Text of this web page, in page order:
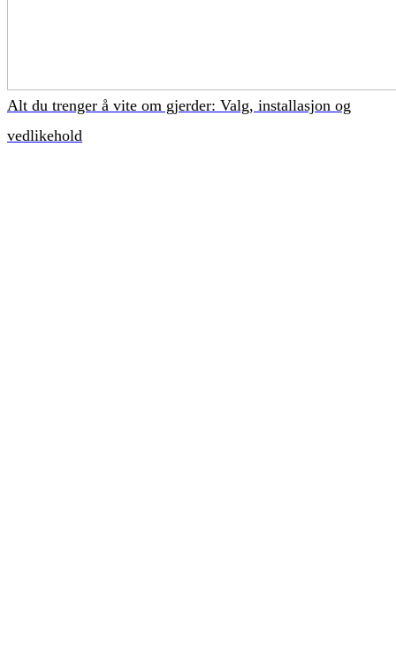
Alt du trenger å vite om gjerder: Valg, installasjon og
vedlikehold